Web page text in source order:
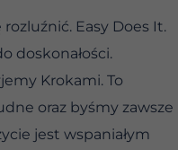
Easy Does It.
doskonałości.
Krokami. To
oraz byśmy zawsze
jest wspaniałym